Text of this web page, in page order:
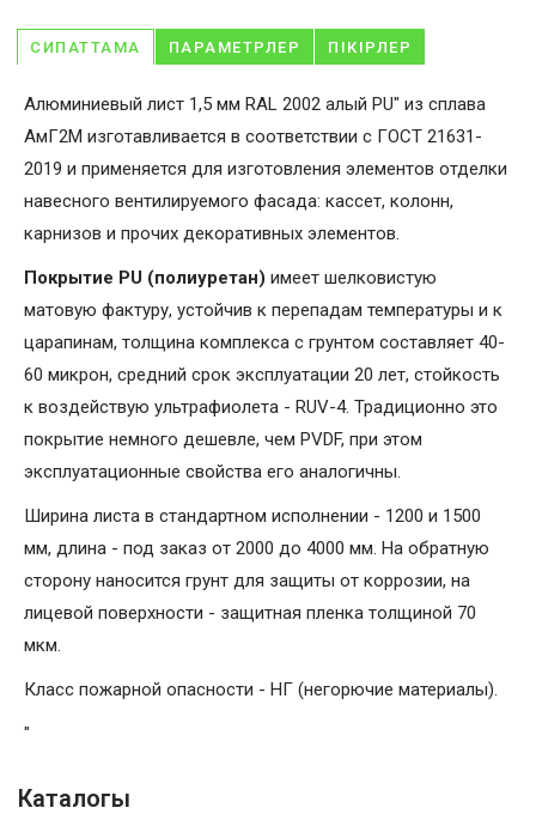
СИПАТТАМА ПАРАМЕТРЛЕР ПІКІРЛЕР
Алюминиевый лист 1,5 мм RAL 2002 алый PU" из сплава
АмГ2М изготавливается в соответствии с ГОСТ 21631-
2019 и применяется для изготовления элементов отделки
навесного вентилируемого фасада: кассет, колонн,
карнизов и прочих декоративных элементов.
Покрытие PU (полиуретан) имеет шелковистую
матовую фактуру, устойчив к перепадам температуры и к
царапинам, толщина комплекса с грунтом составляет 40-
60 микрон, средний срок эксплуатации 20 лет, стойкость
к воздействую ультрафиолета - RUV-4. Традиционно это
покрытие немного дешевле, чем PVDF, при этом
эксплуатационные свойства его аналогичны.
Ширина листа в стандартном исполнении - 1200 и 1500
мм, длина - под заказ от 2000 до 4000 мм. На обратную
сторону наносится грунт для защиты от коррозии, на
лицевой поверхности - защитная пленка толщиной 70
мкм.
Класс пожарной опасности - НГ (негорючие материалы).
"
Каталогы